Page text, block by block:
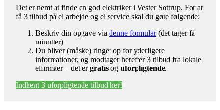
Det er nemt at finde en god elektriker i Vester Sottrup. For at
få 3 tilbud på el arbejde og el service skal du gøre følgende:
Beskriv din opgave via denne formular(det tager få
minutter)
Du bliver (måske) ringet op for yderligere
informationer, og modtager herefter 3 tilbud fra lokale
elfirmaer – det ergratis og uforpligtende.
Indhent 3 uforpligtende tilbud her!